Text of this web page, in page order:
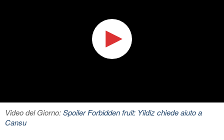
Video del Giorno:Spoiler Forbidden fruit: Yildiz chiede aiuto a
Cansu